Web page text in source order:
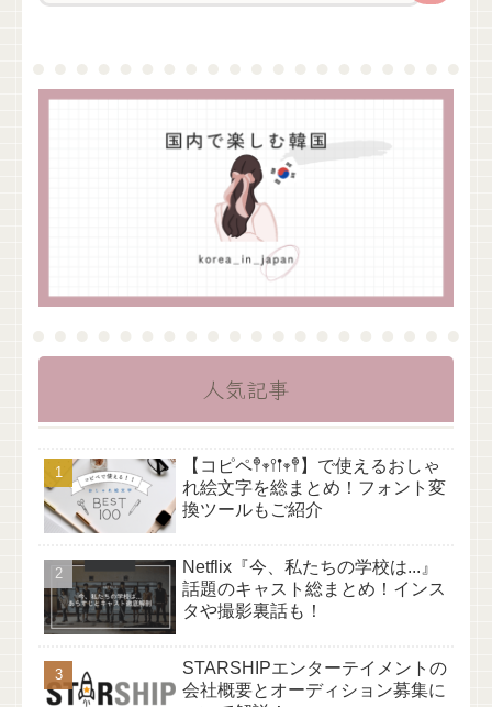
人気記事
【コピペ𖤣𖥧𖥣𖡡𖥧𖤣】で使えるおしゃ
れ絵文字を総まとめ！フォント変
換ツールもご紹介
Netflix『今、私たちの学校は...』
話題のキャスト総まとめ！インス
タや撮影裏話も！
STARSHIPエンターテイメントの
会社概要とオーディション募集に